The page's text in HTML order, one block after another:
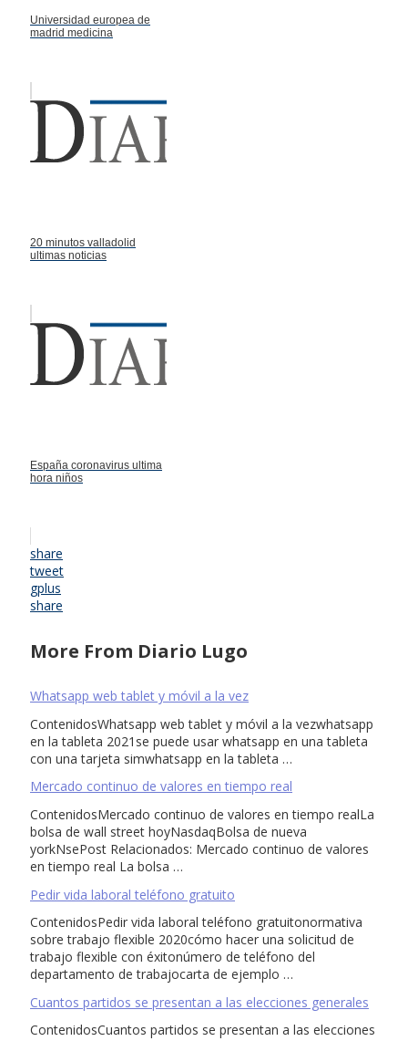
Universidad europea de
madrid medicina
20 minutos valladolid
ultimas noticias
España coronavirus ultima
hora niños
share
tweet
gplus
share
More From Diario Lugo
Whatsapp web tablet y móvil a la vez
ContenidosWhatsapp web tablet y móvil a la vezwhatsapp
en la tableta 2021se puede usar whatsapp en una tableta
con una tarjeta simwhatsapp en la tableta …
Mercado continuo de valores en tiempo real
ContenidosMercado continuo de valores en tiempo realLa
bolsa de wall street hoyNasdaqBolsa de nueva
yorkNsePost Relacionados: Mercado continuo de valores
en tiempo real La bolsa …
Pedir vida laboral teléfono gratuito
ContenidosPedir vida laboral teléfono gratuitonormativa
sobre trabajo flexible 2020cómo hacer una solicitud de
trabajo flexible con éxitonúmero de teléfono del
departamento de trabajocarta de ejemplo …
Cuantos partidos se presentan a las elecciones generales
ContenidosCuantos partidos se presentan a las elecciones